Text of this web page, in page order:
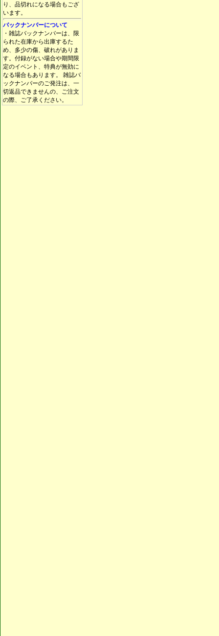
り、品切れになる場合もござ
います。
バックナンバーについて
・雑誌バックナンバーは、限
られた在庫から出庫するた
め、多少の傷、破れがありま
す。付録がない場合や期間限
定のイベント、特典が無効に
なる場合もあります。 雑誌バ
ックナンバーのご発注は、一
切返品できませんの、ご注文
の際、ご了承ください。